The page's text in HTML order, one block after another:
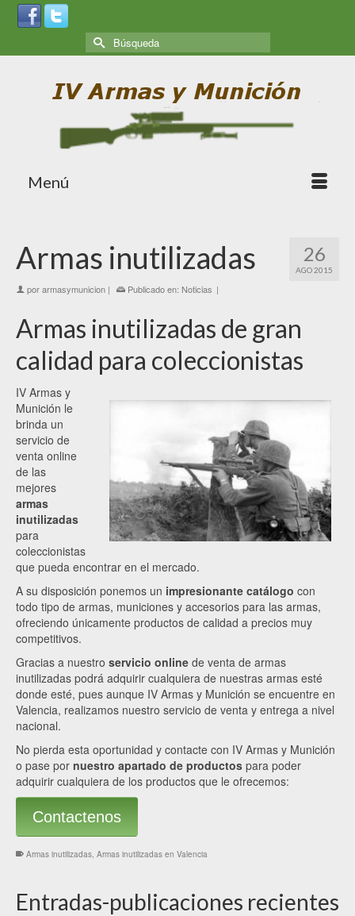
Menú
26
AGO 2015
Armas inutilizadas
porarmasymunicion | Publicado en: Noticias |
Armas inutilizadas de gran
calidad para coleccionistas
IV Armas y
Munición le
brinda un
servicio de
venta online
de las
mejores
armas
inutilizadas
para
coleccionistas
que pueda encontrar en el mercado.
A su disposición ponemos un impresionante catálogo con
todo tipo de armas, municiones y accesorios para las armas,
ofreciendo únicamente productos de calidad a precios muy
competitivos.
Gracias a nuestro servicio online de venta de armas
inutilizadas podrá adquirir cualquiera de nuestras armas esté
donde esté, pues aunque IV Armas y Munición se encuentre en
Valencia, realizamos nuestro servicio de venta y entrega a nivel
nacional.
No pierda esta oportunidad y contacte con IV Armas y Munición
o pase por nuestro apartado de productos para poder
adquirir cualquiera de los productos que le ofrecemos:
Contactenos
Armas inutilizadas, Armas inutilizadas en Valencia
Entradas-publicaciones recientes